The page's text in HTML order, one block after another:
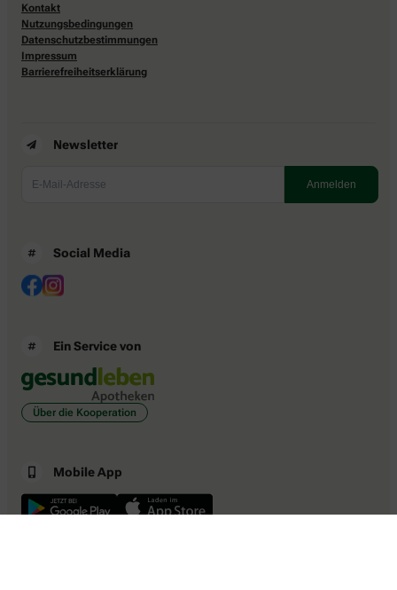
Kontakt
Nutzungsbedingungen
Datenschutzbestimmungen
Impressum
Barrierefreiheitserklärung
Newsletter
Social Media
Ein Service von
Über die Kooperation
Mobile App